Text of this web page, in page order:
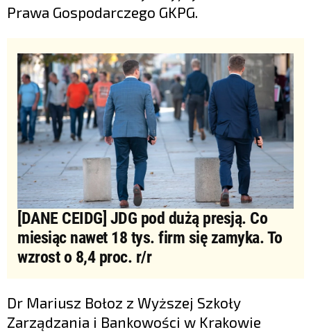
Prawa Gospodarczego GKPG.
[DANE CEIDG] JDG pod dużą presją. Co
miesiąc nawet 18 tys. firm się zamyka. To
wzrost o 8,4 proc. r/r
Dr Mariusz Bołoz z Wyższej Szkoły
Zarządzania i Bankowości w Krakowie